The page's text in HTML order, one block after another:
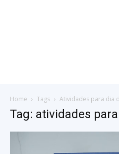
Home Tags Atividades para dia
Tag: atividades